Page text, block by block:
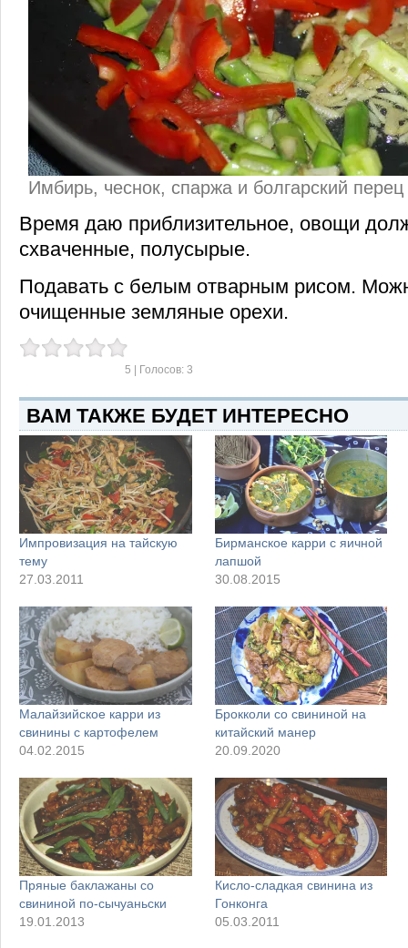
Имбирь, чеснок, спаржа и болгарский перец
Время даю приблизительное, овощи
схваченные, полусырые.
Подавать с белым отварным рисом.
очищенные земляные орехи.
5 | Голосов: 3
ВАМ ТАКЖЕ БУДЕТ ИНТЕРЕСНО
Импровизация на тайскую
тему
27.03.2011
Бирманское карри с яичной
лапшой
30.08.2015
Малайзийское карри из
свинины с картофелем
04.02.2015
Брокколи со свининой на
китайский манер
20.09.2020
Пряные баклажаны со
свининой по-сычуаньски
19.01.2013
Кисло-сладкая свинина из
Гонконга
05.03.2011